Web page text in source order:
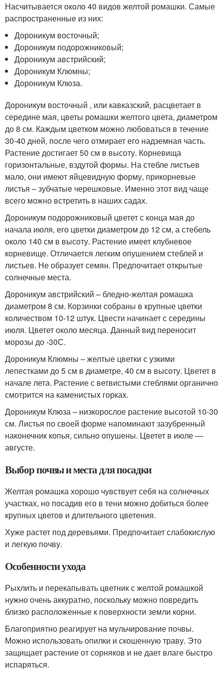
Насчитывается около 40 видов желтой ромашки. Самые
распространенные из них:
Дороникум восточный;
Дороникум подорожниковый;
Дороникум австрийский;
Дороникум Клюмны;
Дороникум Клюза.
Дороникум восточный , или кавказский, расцветает в
середине мая, цветы ромашки желтого цвета, диаметром
до 8 см. Каждым цветком можно любоваться в течение
30-40 дней, после чего отмирает его надземная часть.
Растение достигает 50 см в высоту. Корневища
горизонтальные, вздутой формы. На стебле листьев
мало, они имеют яйцевидную форму, прикорневые
листья – зубчатые черешковые. Именно этот вид чаще
всего можно встретить в наших садах.
Дороникум подорожниковый цветет с конца мая до
начала июля, его цветки диаметром до 12 см, а стебель
около 140 см в высоту. Растение имеет клубневое
корневище. Отличается легким опушением стеблей и
листьев. Не образует семян. Предпочитает открытые
солнечные места.
Дороникум австрийский – бледно-желтая ромашка
диаметром 8 см. Корзинки собраны в крупные цветки
количеством 10-12 штук. Цвести начинает с середины
июля. Цветет около месяца. Данный вид переносит
морозы до -30С.
Дороникум Клюмны – желтые цветки с узкими
лепестками до 5 см в диаметре, 40 см в высоту. Цветет в
начале лета. Растение с ветвистыми стеблями органично
смотрится на каменистых горках.
Дороникум Клюза – низкорослое растение высотой 10-30
см. Листья по своей форме напоминают зазубренный
наконечник копья, сильно опушены. Цветет в июле —
августе.
Выбор почвы и места для посадки
Желтая ромашка хорошо чувствует себя на солнечных
участках, но посадив его в тени можно добиться более
крупных цветов и длительного цветения.
Хуже растет под деревьями. Предпочитает слабокислую
и легкую почву.
Особенности ухода
Рыхлить и перекапывать цветник с желтой ромашкой
нужно очень аккуратно, поскольку можно повредить
близко расположенные к поверхности земли корни.
Благоприятно реагирует на мульчирование почвы.
Можно использовать опилки и скошенную траву. Это
защищает растение от сорняков и не дает влаге быстро
испаряться.